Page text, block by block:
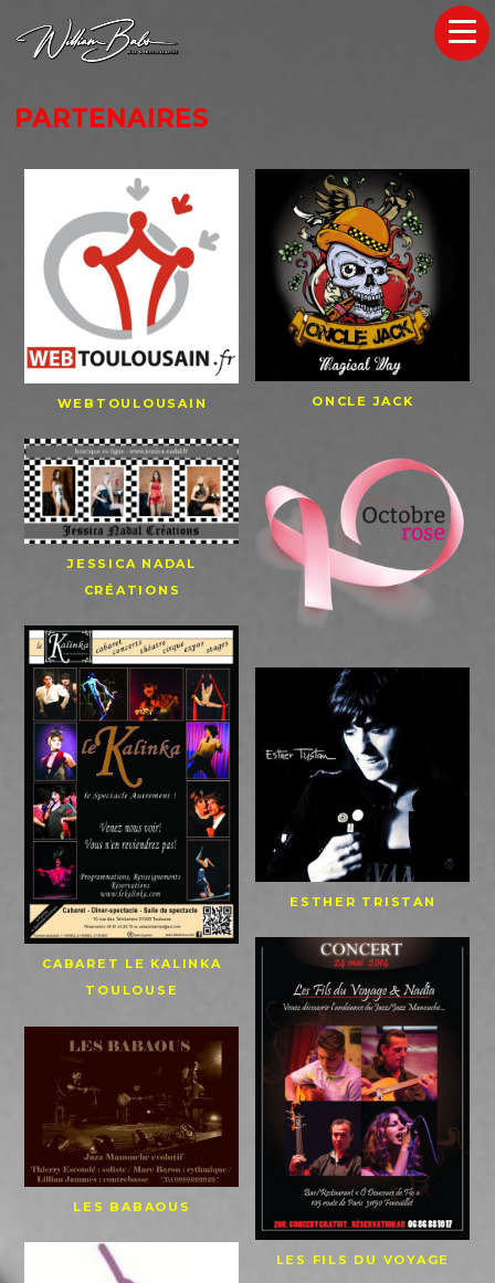
PARTENAIRES
WEBTOULOUSAIN ONCLE JACK
JESSICA NADAL
CRÉATIONS
CABARET LE KALINKA
TOULOUSE
ESTHER TRISTAN
LES FILS DU VOYAGE
LES BABAOUS